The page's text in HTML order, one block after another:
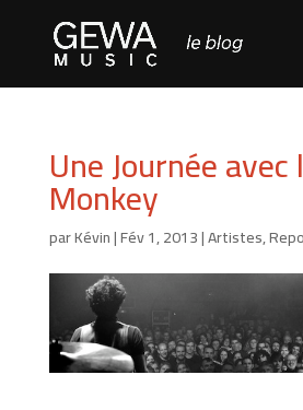
Une Journée avec
Monkey
parKévin|Fév 1, 2013|Artistes,